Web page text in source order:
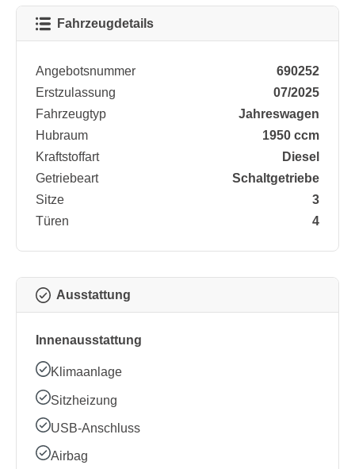
Fahrzeugdetails
Angebotsnummer
690252
Erstzulassung
07/2025
Fahrzeugtyp
Jahreswagen
Hubraum
1950 ccm
Kraftstoffart
Diesel
Getriebeart
Schaltgetriebe
Sitze
3
Türen
4
Ausstattung
Innenausstattung
Klimaanlage
Sitzheizung
USB-Anschluss
Airbag